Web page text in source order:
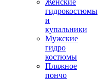
Женские
гидрокостюмы
и
купальники
Мужские
гидро
костюмы
Пляжное
пончо